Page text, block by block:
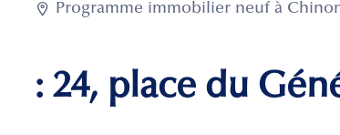
 Programme immobilier neuf à Chinon
: 24, place du